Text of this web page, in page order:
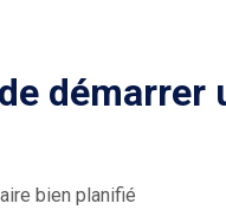
démarrer
bien planifié